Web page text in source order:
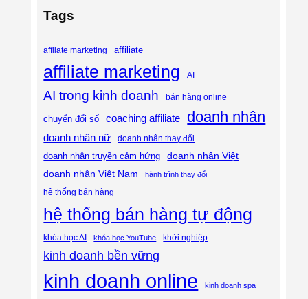
Tags
affiiate marketing affiliate
affiliate marketing AI
AI trong kinh doanh bán hàng online
chuyển đổi số coaching affiliate doanh nhân
doanh nhân nữ doanh nhân thay đổi
doanh nhân truyền cảm hứng
doanh nhân Việt
doanh nhân Việt Nam
hành trình thay đổi
hệ thống bán hàng
hệ thống bán hàng tự động
khóa học AI khóa học YouTube khởi nghiệp
kinh doanh bền vững
kinh doanh online kinh doanh spa